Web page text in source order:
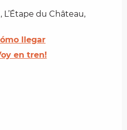
L’Étape du Château,
llegar
en tren!